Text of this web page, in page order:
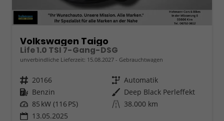
Volkswagen Taigo
Life 1.0 TSI 7-Gang-DSG
unverbindliche Lieferzeit: 15.08.2027 Gebrauchtwagen
Fahrzeugnr. 20166 Getriebe Automatik
Kraftstoff Benzin Außenfarbe Deep Black Perleffekt
Leistung 85 kW (116 PS) Kilometerstand 38.000 km
13.05.2025